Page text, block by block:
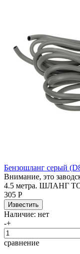
Бензошланг серый
Внимание, это
4.5 метра. ШЛАНГ
305 Р
Наличие: нет
-+
сравнение